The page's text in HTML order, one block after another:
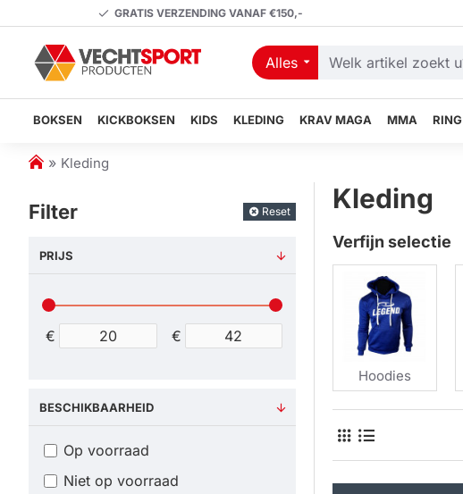
GRATIS VERZENDING VANAF €150,-
Alles
Welk
zoekt
BOKSEN KICKBOKSEN KIDS KLEDING KRAV MAGA MMA RING
h
m
e
Kleding
Filter Reset
PRIJS
€ €
BESCHIKBAARHEID
Op voorraad
Niet op voorraad
Kleding
Verfijn selectie
Hoodies